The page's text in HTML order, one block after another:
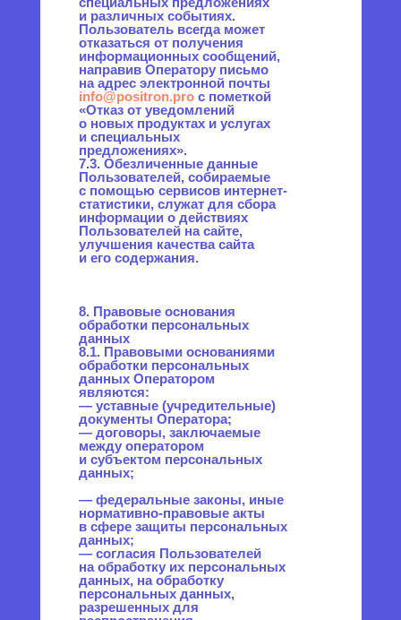
документами. Оператор
не несет ответственность
за действия третьих лиц, в том
числе указанных в настоящем
пункте поставщиков услуг.
10.6. Установленные
субъектом персональных
данных запреты на передачу
(кроме предоставления
доступа), а также на обработку
или условия обработки (кроме
получения доступа)
персональных данных,
разрешенных для
распространения,
не действуют в случаях
обработки персональных
данных в государственных,
общественных и иных
публичных интересах,
определенных
законодательством РФ.
10.7. Оператор при обработке
персональных данных
обеспечивает
конфиденциальность
персональных данных.
10.8. Оператор осуществляет
субъекта персональных
данных, не дольше, чем этого
требуют цели обработки
персональных данных, если
срок хранения персональных
данных не установлен
федеральным законом,
договором, стороной которого,
выгодоприобретателем или
поручителем по которому
является субъект
персональных данных.
10.9. Условием прекращения
обработки персональных
данных может являться
достижение целей обработки
персональных данных,
истечение срока действия
согласия субъекта
отзыв согласия субъектом
персональных данных, а также
выявление неправомерной
обработки персональных
данных.
11. Перечень действий,
производимых Оператором
с полученными
персональными данными
11.1. Оператор осуществляет